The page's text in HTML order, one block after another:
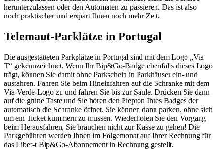
herunterzulassen oder den Automaten zu passieren. Das ist also
noch praktischer und erspart Ihnen noch mehr Zeit.
Telemaut-Parklätze in Portugal
Die ausgestatteten Parkplätze in Portugal sind mit dem Logo „Via
T“ gekennzeichnet. Wenn Ihr Bip&Go-Badge ebenfalls dieses Logo
trägt, können Sie damit ohne Parkschein in Parkhäuser ein- und
ausfahren. Fahren Sie beim Hineinfahren auf die Schranke mit dem
Via-Verde-Logo zu und fahren Sie bis zur Säule. Drücken Sie dann
auf die grüne Taste und Sie hören den Piepton Ihres Badges der
automatisch die Schranke öffnet. Sie können dann parken, ohne sich
um ein Ticket kümmern zu müssen. Wiederholen Sie den Vorgang
beim Herausfahren, Sie brauchen nicht zur Kasse zu gehen! Die
Parkgebühren werden Ihnen im Folgemonat auf Ihrer Rechnung für
das Liber-t Bip&Go-Abonnement in Rechnung gestellt.